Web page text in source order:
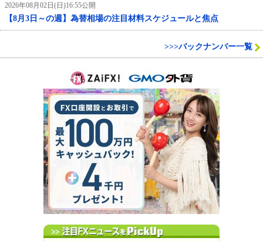
2026年08月02日(日)16:55公開
【8月3日～の週】為替相場の注目材料スケジュールと焦点
>>>バックナンバー一覧